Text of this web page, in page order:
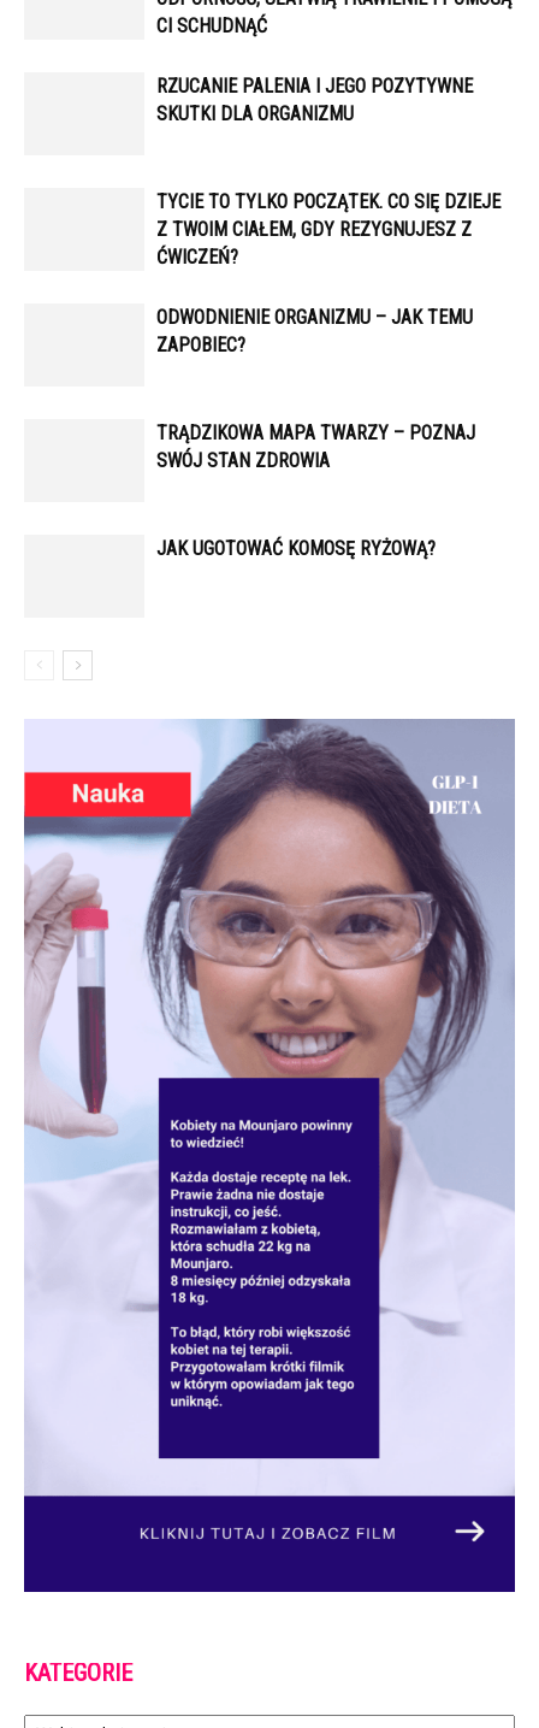
CI SCHUDNĄĆ
RZUCANIE PALENIA I JEGO POZYTYWNE
SKUTKI DLA ORGANIZMU
TYCIE TO TYLKO POCZĄTEK. CO SIĘ DZIEJE
Z TWOIM CIAŁEM, GDY REZYGNUJESZ Z
ĆWICZEŃ?
ODWODNIENIE ORGANIZMU – JAK TEMU
ZAPOBIEC?
TRĄDZIKOWA MAPA TWARZY – POZNAJ
SWÓJ STAN ZDROWIA
JAK UGOTOWAĆ KOMOSĘ RYŻOWĄ?
KATEGORIE
Kategorie